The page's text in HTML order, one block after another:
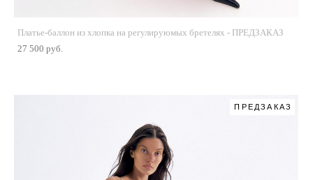
Платье-баллон из хлопка на регулируюмых бретелях - ПРЕДЗАКАЗ
27 500 pуб.
ПРЕДЗАКАЗ